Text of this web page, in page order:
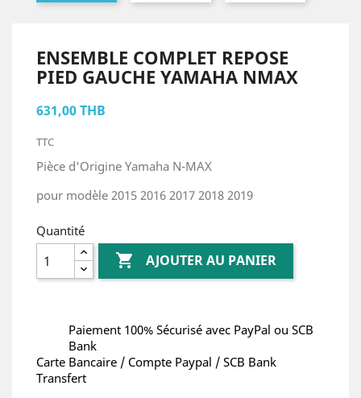
ENSEMBLE COMPLET REPOSE
PIED GAUCHE YAMAHA NMAX
631,00 THB
TTC
Pièce d'Origine Yamaha N-MAX
pour modèle 2015 2016 2017 2018 2019
Quantité
 AJOUTER AU PANIER
Paiement 100% Sécurisé avec PayPal ou SCB
Bank
Carte Bancaire / Compte Paypal / SCB Bank
Transfert